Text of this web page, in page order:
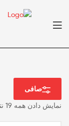
صافی
نمایش دادن همه 19 نتیجه